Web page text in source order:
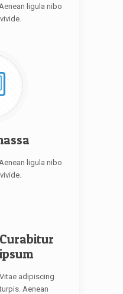
ligula nibo
ligula nibo
Curabitur
ipsum
Vitae adipiscing
turpis. Aenean